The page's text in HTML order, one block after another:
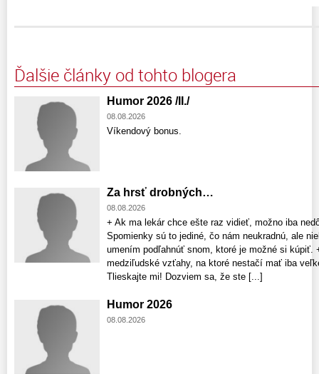
Ďalšie články od tohto blogera
Humor 2026 /II./
08.08.2026
Víkendový bonus.
Za hrsť drobných…
08.08.2026
+ Ak ma lekár chce ešte raz vidieť, možno iba
Spomienky sú to jediné, čo nám neukradnú, ale
umením podľahnúť snom, ktoré je možné si kúpiť.
medziľudské vzťahy, na ktoré nestačí mať iba
Tlieskajte mi! Dozviem sa, že ste [...]
Humor 2026
08.08.2026